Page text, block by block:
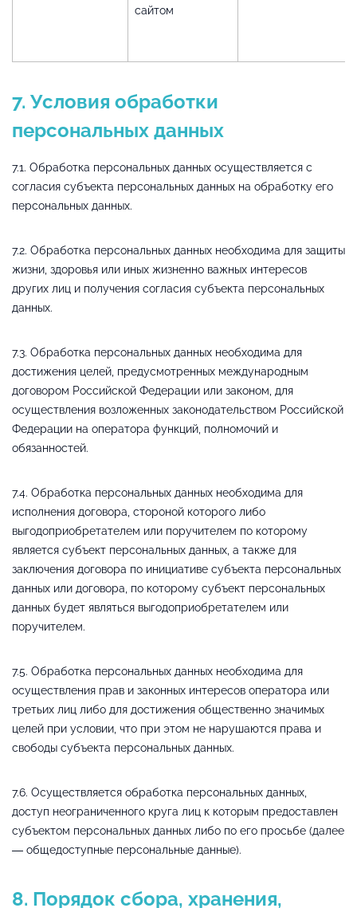
сайтом
7. Условия обработки
персональных данных
7.1. Обработка персональных данных осуществляется с
согласия субъекта персональных данных на обработку его
персональных данных.
7.2. Обработка персональных данных необходима для защиты
жизни, здоровья или иных жизненно важных интересов
других лиц и получения согласия субъекта персональных
данных.
7.3. Обработка персональных данных необходима для
достижения целей, предусмотренных международным
договором Российской Федерации или законом, для
осуществления возложенных законодательством Российской
Федерации на оператора функций, полномочий и
обязанностей.
7.4. Обработка персональных данных необходима для
исполнения договора, стороной которого либо
выгодоприобретателем или поручителем по которому
является субъект персональных данных, а также для
заключения договора по инициативе субъекта персональных
данных или договора, по которому субъект персональных
данных будет являться выгодоприобретателем или
поручителем.
7.5. Обработка персональных данных необходима для
осуществления прав и законных интересов оператора или
третьих лиц либо для достижения общественно значимых
целей при условии, что при этом не нарушаются права и
свободы субъекта персональных данных.
7.6. Осуществляется обработка персональных данных,
доступ неограниченного круга лиц к которым предоставлен
субъектом персональных данных либо по его просьбе (далее
— общедоступные персональные данные).
8. Порядок сбора, хранения,